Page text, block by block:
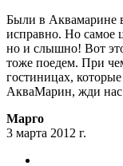
Были в Аквамарине
исправно. Но самое
но и слышно! Вот
тоже поедем. При
гостиницах,
АкваМарин, жди
Марго
3 марта 2012 г.